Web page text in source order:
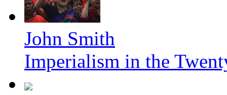
John Smith
Imperialism in the